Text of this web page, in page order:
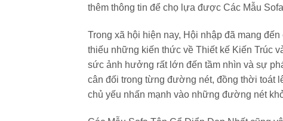
thêm thông tin để chọ lựa được Các Mẫu
Trong xã hội hiện nay, Hội nhập đã mang
thiếu những kiến thức về Thiết kế Kiến Trúc
sức ảnh hưởng rất lớn đến tầm nhìn và sự
cân đối trong từng đường nét, đồng thời toát
chủ yếu nhấn mạnh vào những đường nét